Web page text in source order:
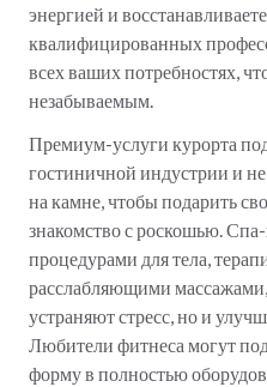
энергией и
квалифицированных
всех ваших потребностях,
незабываемым.
Премиум-услуги курорта
гостиничной индустрии и
на камне, чтобы подарить
знакомство с роскошью.
процедурами для тела,
расслабляющими
устраняют стресс, но и
Любители фитнеса могут
форму в полностью